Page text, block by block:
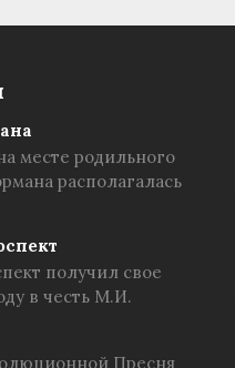
месте родильного
располагалась
получил свое
в честь М.И.
Пресня